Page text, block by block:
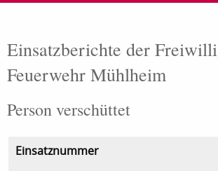
Einsatzberichte der
Feuerwehr Mühlheim
Person verschüttet
Einsatznummer